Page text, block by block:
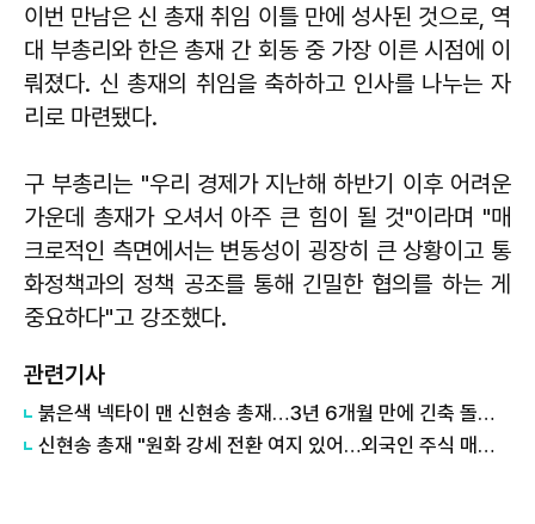
이번 만남은 신 총재 취임 이틀 만에 성사된 것으로, 역
대 부총리와 한은 총재 간 회동 중 가장 이른 시점에 이
뤄졌다. 신 총재의 취임을 축하하고 인사를 나누는 자
리로 마련됐다.
구 부총리는 "우리 경제가 지난해 하반기 이후 어려운
가운데 총재가 오셔서 아주 큰 힘이 될 것"이라며 "매
크로적인 측면에서는 변동성이 굉장히 큰 상황이고 통
화정책과의 정책 공조를 통해 긴밀한 협의를 하는 게
중요하다"고 강조했다.
관련기사
붉은색 넥타이 맨 신현송 총재…3년 6개월 만에 긴축 돌입할까
신현송 총재 "원화 강세 전환 여지 있어…외국인 주식 매도세 잦아들 것"